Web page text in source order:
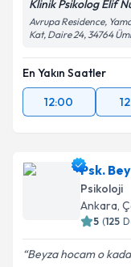
Klinik Psikolog Elif
Avrupa Residence,
Kat, Daire 24, 34764
En Yakın Saatler
12:00
Psk.
Psikoloji
Ankara,
5 (125
Beyza hocam o